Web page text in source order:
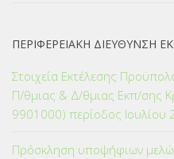
ΠΕΡΙΦΕΡΕΙΑΚΗ ΔΙΕΥΘΥΝΣΗ
Στοιχεία Εκτέλεσης
Π/θμιας & Δ/θμιας Εκπ/σης
9901000) περίοδος Ιουλίου
Πρόσκληση υποψήφιων